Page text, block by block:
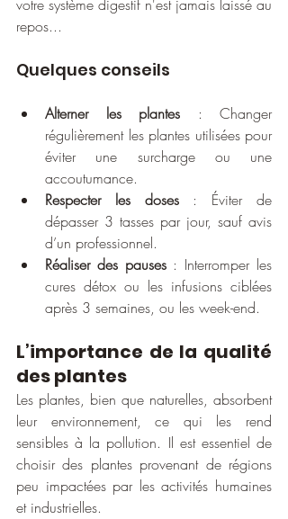
votre système digestif n'est jamais laissé au
repos...
Quelques conseils
Alterner les plantes : Changer
régulièrement les plantes utilisées pour
éviter une surcharge ou une
accoutumance.
Respecter les doses : Éviter de
dépasser 3 tasses par jour, sauf avis
d’un professionnel.
Réaliser des pauses : Interromper les
cures détox ou les infusions ciblées
après 3 semaines, ou les week-end.
L’importance de la qualité
des plantes
Les plantes, bien que naturelles, absorbent
leur environnement, ce qui les rend
sensibles à la pollution. Il est essentiel de
choisir des plantes provenant de régions
peu impactées par les activités humaines
et industrielles.